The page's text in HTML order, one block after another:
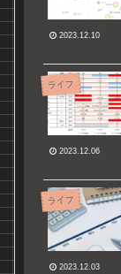
2023.12.10
ライフ
2023.12.06
ライフ
2023.12.03